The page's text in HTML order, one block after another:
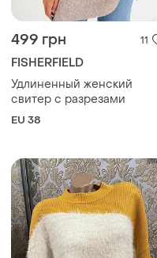
499 грн 11
FISHERFIELD
Удлиненный женский
свитер с разрезами
EU 38